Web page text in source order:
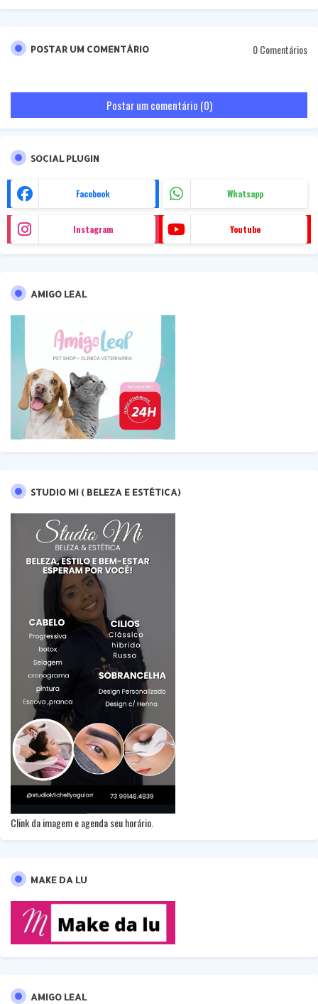
POSTAR UM COMENTÁRIO 0 Comentários
Postar um comentário (0)
SOCIAL PLUGIN
Facebook Whatsapp
Instagram Youtube
AMIGO LEAL
STUDIO MI ( BELEZA E ESTÉTICA)
Clink da imagem e agenda seu horário.
MAKE DA LU
AMIGO LEAL